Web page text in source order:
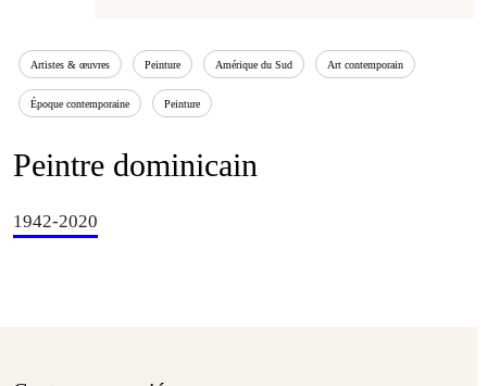
Artistes & œuvres Peinture Amérique du Sud Art contemporain
Époque contemporaine Peinture
Peintre dominicain
1942-2020